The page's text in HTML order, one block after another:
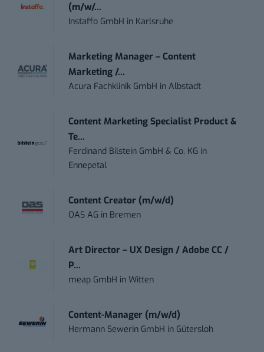
(m/w/...
Instaffo GmbH in Karlsruhe
Marketing Manager – Content
Marketing /...
Acura Fachklinik GmbH inAlbstadt
Content Marketing Specialist Product &
Te...
Ferdinand Bilstein GmbH & Co. KG in
Ennepetal
Content Creator (m/w/d)
OAS AG in Bremen
Art Director – UX Design / Adobe CC /
P...
meap GmbH inWitten
Content-Manager (m/w/d)
Hermann Sewerin GmbH in Gütersloh